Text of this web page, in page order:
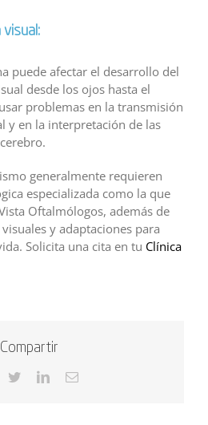
puede afectar el desarrollo del
desde los ojos hasta el
problemas en la transmisión
y en la interpretación de las
generalmente requieren
especializada como la que
Oftalmólogos, además de
y adaptaciones para
Solicita una cita en tu Clínica
Compartir
TwitterLinkedInCorreo